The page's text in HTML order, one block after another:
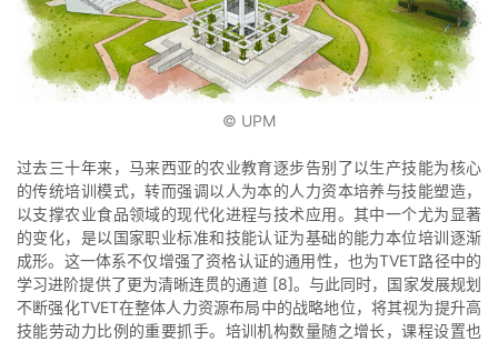
© UPM
过去三十年来，马来西亚的农业教育逐步告别了以生产技能为核心
的传统培训模式，转而强调以人为本的人力资本培养与技能塑造，
以支撑农业食品领域的现代化进程与技术应用。其中一个尤为显著
的变化，是以国家职业标准和技能认证为基础的能力本位培训逐渐
成形。这一体系不仅增强了资格认证的通用性，也为TVET路径中的
学习进阶提供了更为清晰连贯的通道 [8]。与此同时，国家发展规划
不断强化TVET在整体人力资源布局中的战略地位，将其视为提升高
技能劳动力比例的重要抓手。培训机构数量随之增长，课程设置也